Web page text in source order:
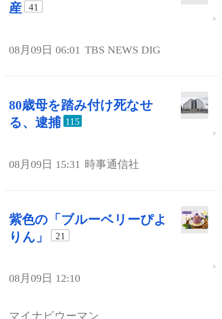
産
41
08月09日 06:01 TBS NEWS DIG
80歳母を踏み付け死なせ
る、逮捕 115
08月09日 15:31 時事通信社
紫色の「ブルーベリーぴよ
りん」
21
08月09日 12:10
マイナビウーマン